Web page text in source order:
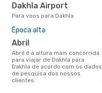
Dakhla Airport
Para voos para Dakhla
Época alta
abril
abril é a altura mais concorrida
para viajar de Dakhla para
Dakhla de acordo com os dados
de pesquisa dos nossos
clientes